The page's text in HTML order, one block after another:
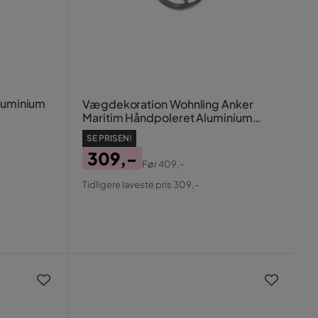
Vægdekoration Wohnling Anker
Maritim Håndpoleret Aluminium
Støbt Moderne
SE PRISEN!
Pris
309,-
Original
Før409,-
Tidligere laveste pris 309,-